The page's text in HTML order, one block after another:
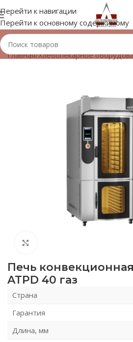
Перейти к навигации
Перейти к основному содержимому
Главная/Хлебопекарное
Печь
ATPD 40 газ
Страна
Гарантия
Длина, мм